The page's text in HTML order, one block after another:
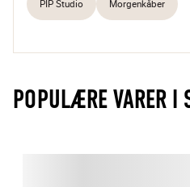
PIP Studio Morgenkåber
POPULÆRE VARER I